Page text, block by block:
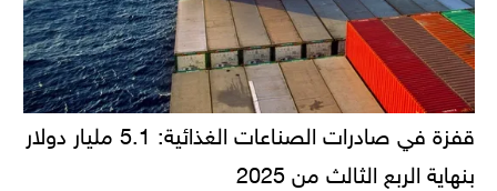
قفزة في صادرات الصناعات الغذائية: 5.1 مليار دولار
بنهاية الربع الثالث من 2025